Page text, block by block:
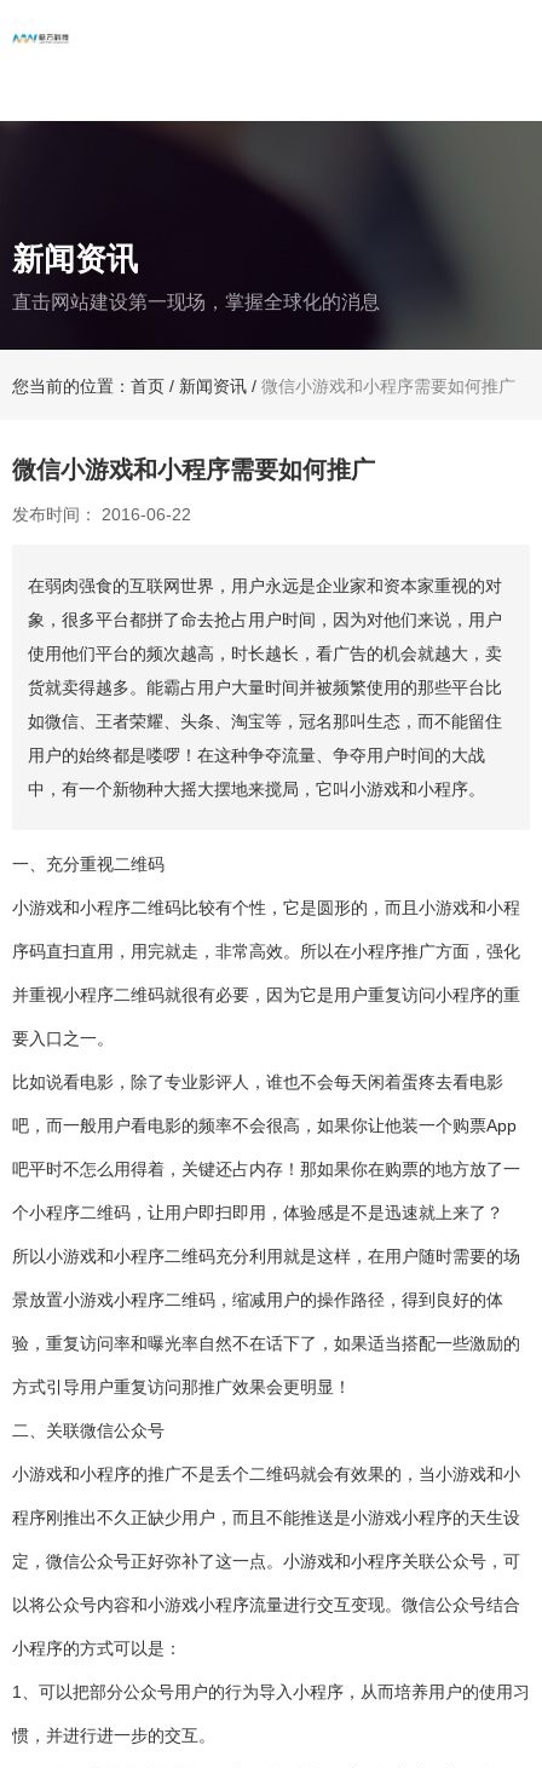
新闻资讯
直击网站建设第一现场，掌握全球化的消息
您当前的位置：首页 / 新闻资讯 / 微信小游戏和小程序需要如何推广
微信小游戏和小程序需要如何推广
发布时间： 2016-06-22
在弱肉强食的互联网世界，用户永远是企业家和资本家重视的对
象，很多平台都拼了命去抢占用户时间，因为对他们来说，用户
使用他们平台的频次越高，时长越长，看广告的机会就越大，卖
货就卖得越多。能霸占用户大量时间并被频繁使用的那些平台比
如微信、王者荣耀、头条、淘宝等，冠名那叫生态，而不能留住
用户的始终都是喽啰！在这种争夺流量、争夺用户时间的大战
中，有一个新物种大摇大摆地来搅局，它叫小游戏和小程序。
一、充分重视二维码
小游戏和小程序二维码比较有个性，它是圆形的，而且小游戏和小程
序码直扫直用，用完就走，非常高效。所以在小程序推广方面，强化
并重视小程序二维码就很有必要，因为它是用户重复访问小程序的重
要入口之一。
比如说看电影，除了专业影评人，谁也不会每天闲着蛋疼去看电影
吧，而一般用户看电影的频率不会很高，如果你让他装一个购票App
吧平时不怎么用得着，关键还占内存！那如果你在购票的地方放了一
个小程序二维码，让用户即扫即用，体验感是不是迅速就上来了？
所以小游戏和小程序二维码充分利用就是这样，在用户随时需要的场
景放置小游戏小程序二维码，缩减用户的操作路径，得到良好的体
验，重复访问率和曝光率自然不在话下了，如果适当搭配一些激励的
方式引导用户重复访问那推广效果会更明显！
二、关联微信公众号
小游戏和小程序的推广不是丢个二维码就会有效果的，当小游戏和小
程序刚推出不久正缺少用户，而且不能推送是小游戏小程序的天生设
定，微信公众号正好弥补了这一点。小游戏和小程序关联公众号，可
以将公众号内容和小游戏小程序流量进行交互变现。微信公众号结合
小程序的方式可以是：
1、可以把部分公众号用户的行为导入小程序，从而培养用户的使用习
惯，并进行进一步的交互。